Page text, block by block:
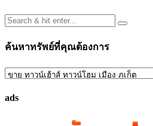
ค้นหาทรัพย์ที่คุณต้องการ
ค้นหา
ที่
ads